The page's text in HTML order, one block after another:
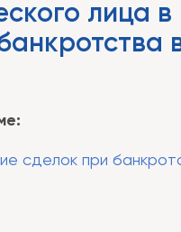
лица в
сделок при